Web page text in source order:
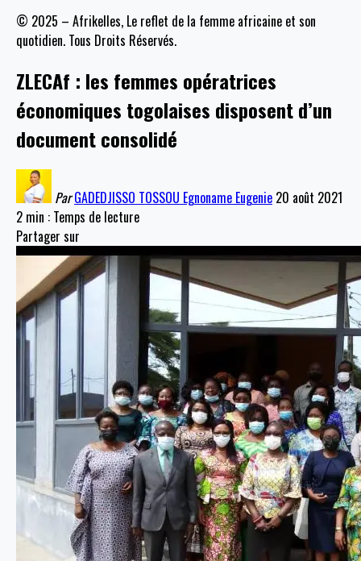
© 2025 – Afrikelles, Le reflet de la femme africaine et son
quotidien. Tous Droits Réservés.
ZLECAf : les femmes opératrices
économiques togolaises disposent d’un
document consolidé
Par GADEDJISSO TOSSOU Egnoname Eugenie 20 août 2021
2 min : Temps de lecture
Partager sur